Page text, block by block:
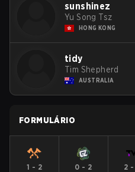
sunshinez
Yu Song Tsz
HONG KONG
tidy
Tim Shepherd
AUSTRALIA
FORMULÁRIO
1 - 2
0 - 2
2 -